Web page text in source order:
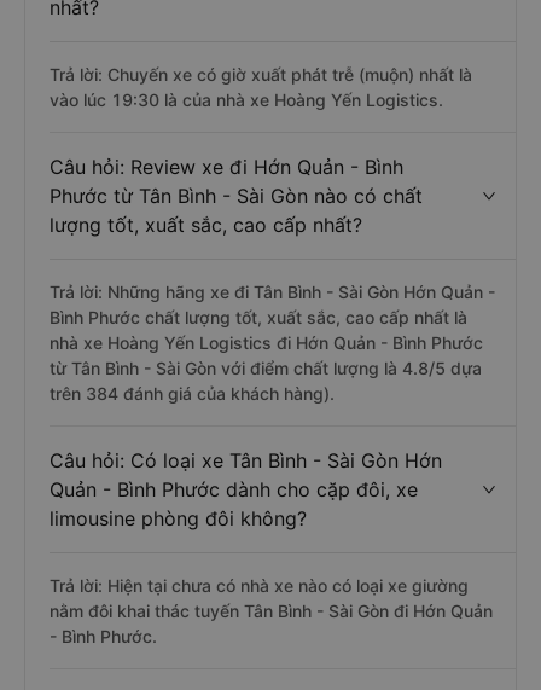
nhất?
Trả lời: Chuyến xe có giờ xuất phát trễ (muộn) nhất là
vào lúc 19:30 là của nhà xe Hoàng Yến Logistics.
Câu hỏi: Review xe đi Hớn Quản - Bình
Phước từ Tân Bình - Sài Gòn nào có chất
lượng tốt, xuất sắc, cao cấp nhất?
Trả lời: Những hãng xe đi Tân Bình - Sài Gòn Hớn Quản -
Bình Phước chất lượng tốt, xuất sắc, cao cấp nhất là
nhà xe Hoàng Yến Logistics đi Hớn Quản - Bình Phước
từ Tân Bình - Sài Gòn với điểm chất lượng là 4.8/5 dựa
trên 384 đánh giá của khách hàng).
Câu hỏi: Có loại xe Tân Bình - Sài Gòn Hớn
Quản - Bình Phước dành cho cặp đôi, xe
limousine phòng đôi không?
Trả lời: Hiện tại chưa có nhà xe nào có loại xe giường
nằm đôi khai thác tuyến Tân Bình - Sài Gòn đi Hớn Quản
- Bình Phước.